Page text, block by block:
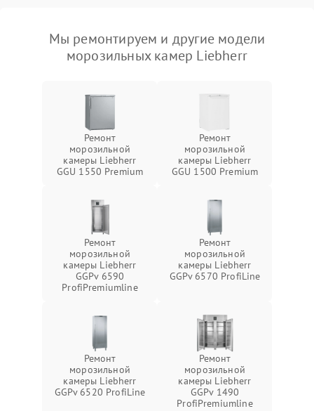
Мы ремонтируем и другие модели
морозильных камер Liebherr
Ремонт
морозильной
камеры Liebherr
GGU 1550 Premium
Ремонт
морозильной
камеры Liebherr
GGU 1500 Premium
Ремонт
морозильной
камеры Liebherr
GGPv 6590
ProfiPremiumline
Ремонт
морозильной
камеры Liebherr
GGPv 6570 ProfiLine
Ремонт
морозильной
камеры Liebherr
GGPv 6520 ProfiLine
Ремонт
морозильной
камеры Liebherr
GGPv 1490
ProfiPremiumline